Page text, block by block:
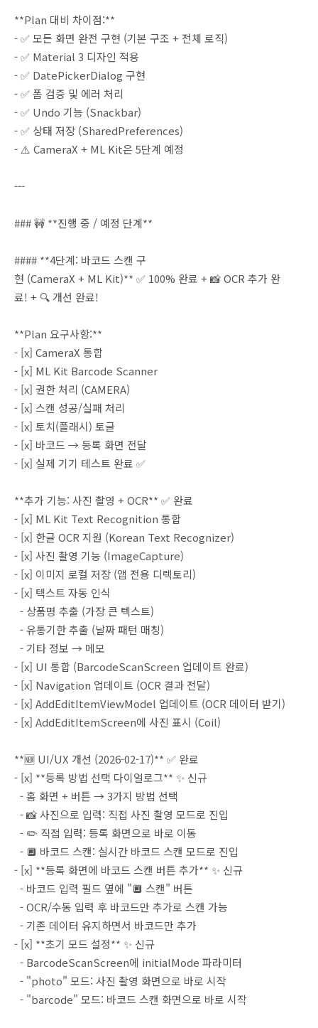
**Plan 대비 차이점:**
- ✅ 모든 화면 완전 구현 (기본 구조 + 전체 로직)
- ✅ Material 3 디자인 적용
- ✅ DatePickerDialog 구현
- ✅ 폼 검증 및 에러 처리
- ✅ Undo 기능 (Snackbar)
- ✅ 상태 저장 (SharedPreferences)
- ⚠️ CameraX + ML Kit은 5단계 예정
---
### 🚧 **진행 중 / 예정 단계**
#### **4단계: 바코드 스캔 구
현 (CameraX + ML Kit)** ✅ 100% 완료 + 📸 OCR 추가 완
료! + 🔍 개선 완료!
**Plan 요구사항:**
- [x] CameraX 통합
- [x] ML Kit Barcode Scanner
- [x] 권한 처리 (CAMERA)
- [x] 스캔 성공/실패 처리
- [x] 토치(플래시) 토글
- [x] 바코드 → 등록 화면 전달
- [x] 실제 기기 테스트 완료 ✅
**추가 기능: 사진 촬영 + OCR** ✅ 완료
- [x] ML Kit Text Recognition 통합
- [x] 한글 OCR 지원 (Korean Text Recognizer)
- [x] 사진 촬영 기능 (ImageCapture)
- [x] 이미지 로컬 저장 (앱 전용 디렉토리)
- [x] 텍스트 자동 인식
- 상품명 추출 (가장 큰 텍스트)
- 유통기한 추출 (날짜 패턴 매칭)
- 기타 정보 → 메모
- [x] UI 통합 (BarcodeScanScreen 업데이트 완료)
- [x] Navigation 업데이트 (OCR 결과 전달)
- [x] AddEditItemViewModel 업데이트 (OCR 데이터 받기)
- [x] AddEditItemScreen에 사진 표시 (Coil)
**🆕 UI/UX 개선 (2026-02-17)** ✅ 완료
- [x] **등록 방법 선택 다이얼로그** ✨ 신규
- 홈 화면 + 버튼 → 3가지 방법 선택
- 📸 사진으로 입력: 직접 사진 촬영 모드로 진입
- ✏️ 직접 입력: 등록 화면으로 바로 이동
- 🔲 바코드 스캔: 실시간 바코드 스캔 모드로 진입
- [x] **등록 화면에 바코드 스캔 버튼 추가** ✨ 신규
- 바코드 입력 필드 옆에 "🔲 스캔" 버튼
- OCR/수동 입력 후 바코드만 추가로 스캔 가능
- 기존 데이터 유지하면서 바코드만 추가
- [x] **초기 모드 설정** ✨ 신규
- BarcodeScanScreen에 initialMode 파라미터
- "photo" 모드: 사진 촬영 화면으로 바로 시작
- "barcode" 모드: 바코드 스캔 화면으로 바로 시작